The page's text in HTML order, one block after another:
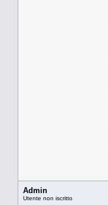
Admin
Utente non iscritto